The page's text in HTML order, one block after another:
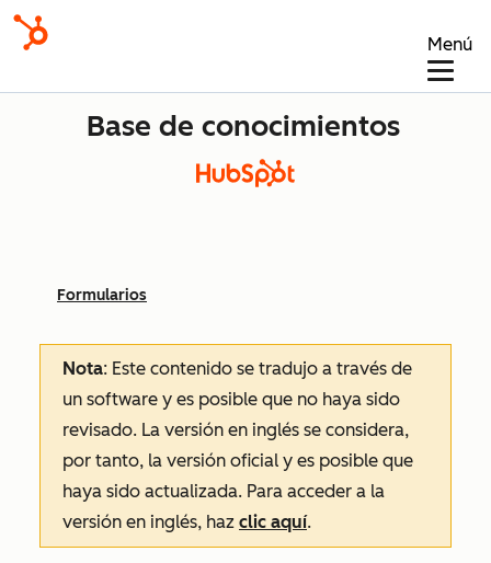
Menú
Base de conocimientos
Formularios
Nota: Este contenido se tradujo a través de
un software y es posible que no haya sido
revisado. La versión en inglés se considera,
por tanto, la versión oficial y es posible que
haya sido actualizada. Para acceder a la
versión en inglés, haz clic aquí.